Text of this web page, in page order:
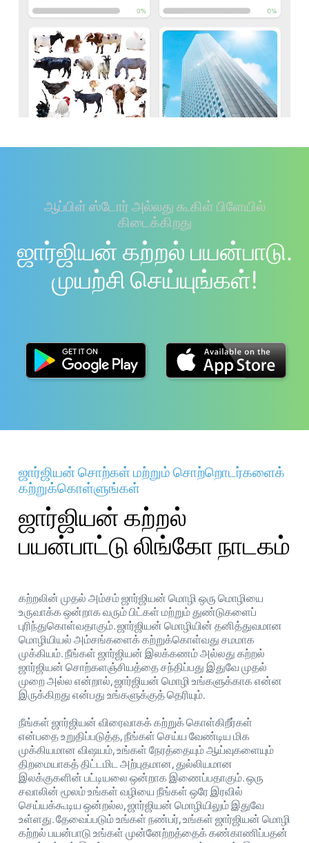
ஆப்பிள் ஸ்டோர் அல்லது கூகிள் பிளேயில்
கிடைக்கிறது
ஜார்ஜியன் கற்றல் பயன்பாடு.
முயற்சி செய்யுங்கள்!
ஜார்ஜியன் சொற்கள் மற்றும் சொற்றொடர்களைக்
கற்றுக்கொள்ளுங்கள்
ஜார்ஜியன் கற்றல்
பயன்பாட்டு லிங்கோ நாடகம்
கற்றலின் முதல் அம்சம் ஜார்ஜியன் மொழி ஒரு மொழியை
உருவாக்க ஒன்றாக வரும் பிட்கள் மற்றும் துண்டுகளைப்
புரிந்துகொள்வதாகும். ஜார்ஜியன் மொழியின் தனித்துவமான
மொழியியல் அம்சங்களைக் கற்றுக்கொள்வது சமமாக
முக்கியம். நீங்கள் ஜார்ஜியன் இலக்கணம் அல்லது கற்றல்
ஜார்ஜியன் சொற்களஞ்சியத்தை சந்திப்பது இதுவே முதல்
முறை அல்ல என்றால், ஜார்ஜியன் மொழி உங்களுக்காக என்ன
இருக்கிறது என்பது உங்களுக்குத் தெரியும்.
நீங்கள் ஜார்ஜியன் விரைவாகக் கற்றுக் கொள்கிறீர்கள்
என்பதை உறுதிப்படுத்த, நீங்கள் செய்ய வேண்டிய மிக
முக்கியமான விஷயம், உங்கள் நேரத்தையும் ஆய்வுகளையும்
திறமையாகத் திட்டமிட அற்புதமான, துல்லியமான
இலக்குகளின் பட்டியலை ஒன்றாக இணைப்பதாகும். ஒரு
சவாலின் மூலம் உங்கள் வழியை நீங்கள் ஒரே இரவில்
செய்யக்கூடிய ஒன்றல்ல, ஜார்ஜியன் மொழியிலும் இதுவே
உள்ளது. தேவைப்படும் உங்கள் நண்பர், உங்கள் ஜார்ஜியன் மொழி
கற்றல் பயன்பாடு உங்கள் முன்னேற்றத்தைக் கண்காணிப்பதன்